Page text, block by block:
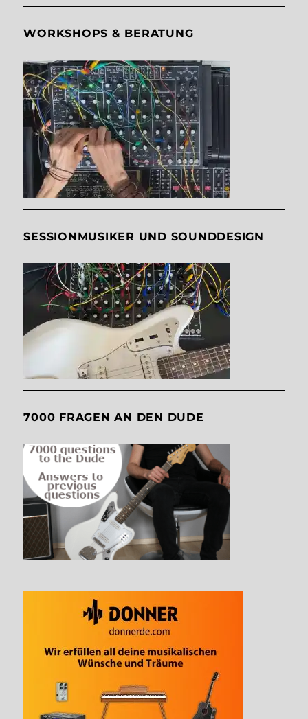
WORKSHOPS & BERATUNG
SESSIONMUSIKER UND SOUNDDESIGN
7000 FRAGEN AN DEN DUDE